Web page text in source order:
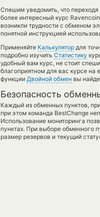
Спешим уведомить, что
более интересный курс Ravencoin
возникли трудности с обменом
понятной инструкцией
Применяйте Калькулятор для
подробно изучить Статистику
удобный вам курс, не стоит
благоприятном для вас курсе на
функции Двойной обмен вы
Безопасность
Каждый из обменных пунктов,
при этом команда BestChange
Использование мониторинга
пунктах. При выборе обменного
размер резервов и текущий